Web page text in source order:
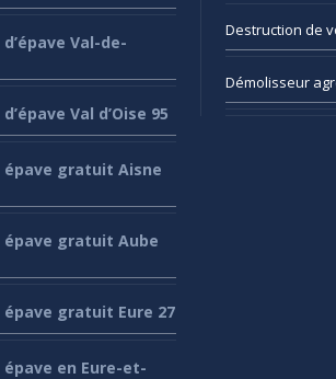
d’épave Val-de-
d’épave Val d’Oise 95
épave gratuit Aisne
épave gratuit Aube
épave gratuit Eure 27
épave en Eure-et-
Destruction de
Démolisseur